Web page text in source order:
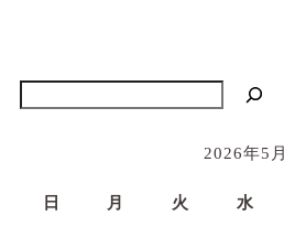
2026年5月
日 月 火 水